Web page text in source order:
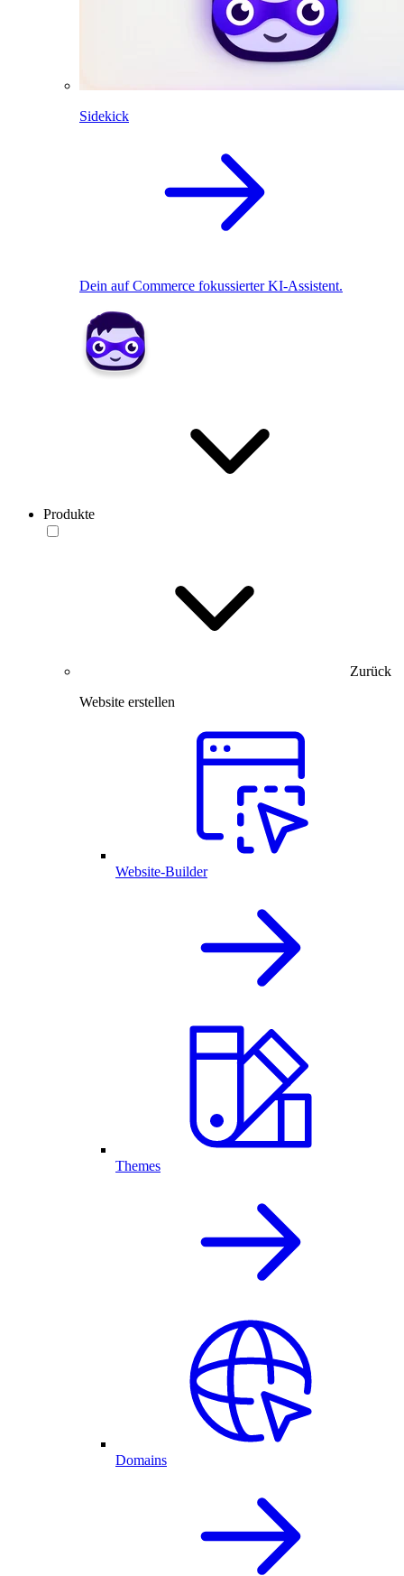
Sidekick
Dein auf Commerce fokussierter KI-Assistent.
Produkte
Zurück
Website erstellen
Website-Builder
Themes
Domains